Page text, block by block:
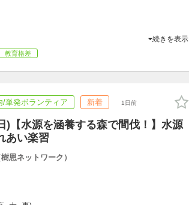
続きを表示
教育格差
/単発ボランティア 新着 1日前
)【水源を涵養する森で間伐！】水源
い楽習
恩ネットワーク）